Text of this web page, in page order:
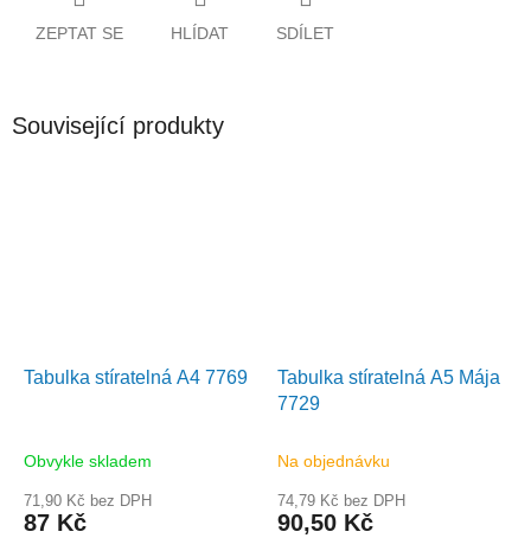
ZEPTAT SE HLÍDAT SDÍLET
Související produkty
Tabulka stíratelná A4 7769
Obvykle skladem
71,90 Kč bez DPH
87 Kč
Tabulka stíratelná A5 Mája
7729
Na objednávku
74,79 Kč bez DPH
90,50 Kč